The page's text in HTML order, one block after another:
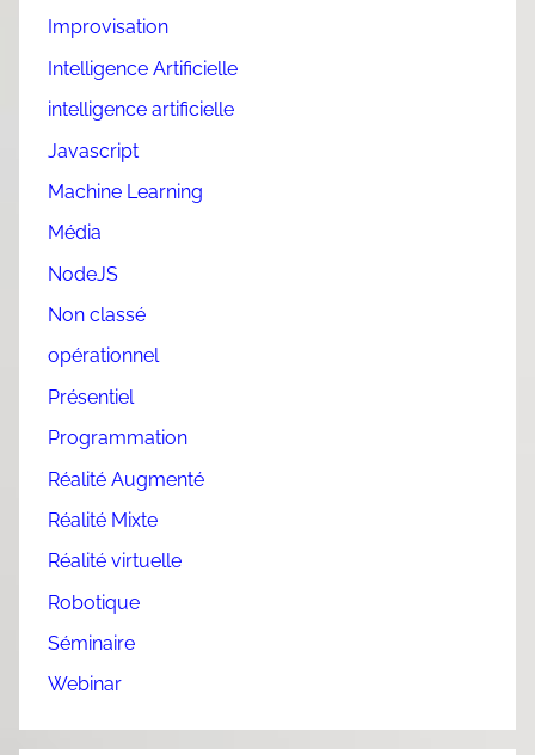
Improvisation
Intelligence Artificielle
intelligence artificielle
Javascript
Machine Learning
Média
NodeJS
Non classé
opérationnel
Présentiel
Programmation
Réalité Augmenté
Réalité Mixte
Réalité virtuelle
Robotique
Séminaire
Webinar